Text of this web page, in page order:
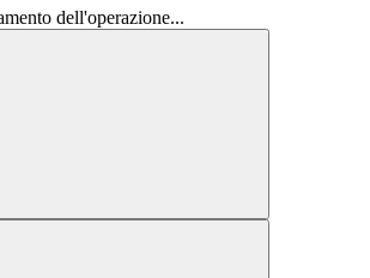
dell'operazione...